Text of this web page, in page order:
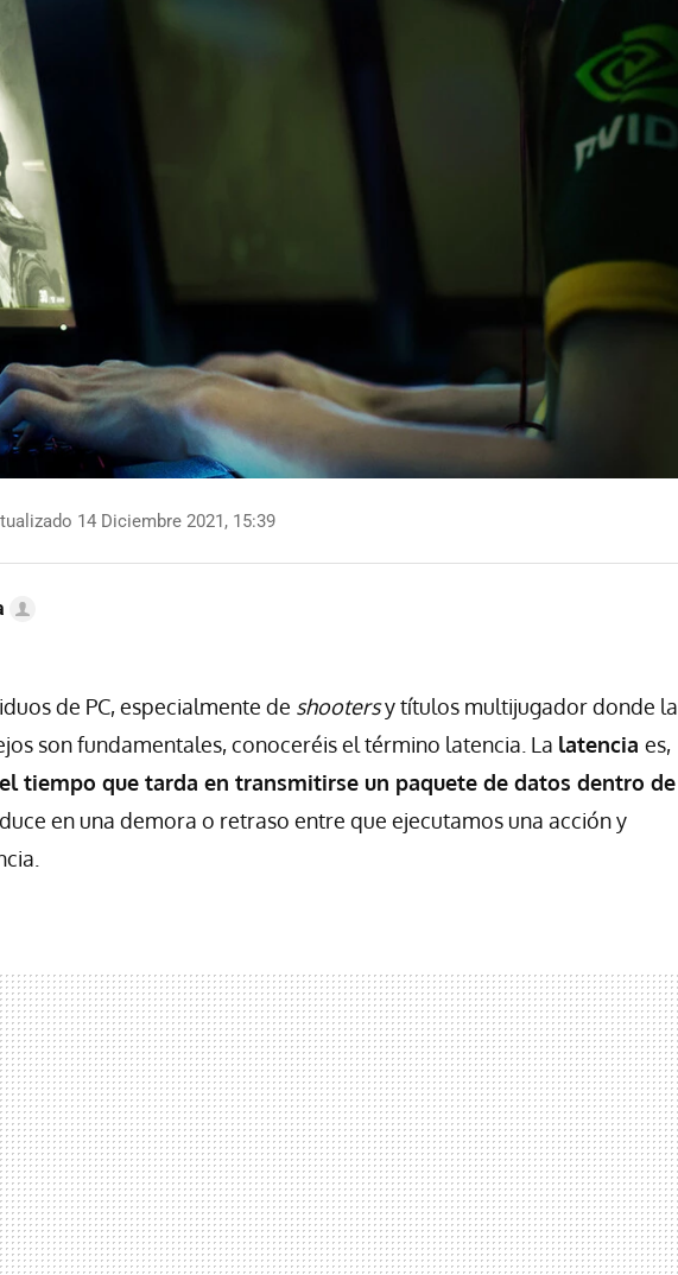
14 Diciembre 2021, 15:39
de PC, especialmente de shootersy títulos multijugador donde la
son fundamentales, conoceréis el término latencia. La latencia es,
el tiempo que tarda en transmitirse un paquete de datos dentro de
en una demora o retraso entre que ejecutamos una acción y